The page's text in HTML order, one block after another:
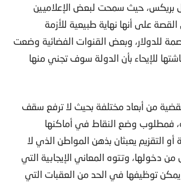
بريكس، حيث سمحت لبعض الإعلاميين
القصة على أنها نهاية طبيعية للأزمة
للدولار، وبعض القنوات الفضائية وضعت
للإيحاء بأن الدولة سوف تجني منها
من أبعاد مختلفة بحيث لا ترفع سقف
فمطلوب وضع النقاط في أماكنها
أو التقزيم يعبثان بذهن المواطن الذي لا
دخولها، وتتوه المعاني الإيجابية التي
توظيفها في الحد من العقبات التي